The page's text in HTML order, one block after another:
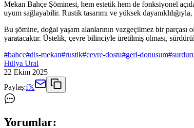
Mekan Bahçe Şöminesi, hem estetik hem de fonksiyonel
uyum sağlayabilir. Rustik tasarımı ve yüksek
Bu şömine, doğal yaşam alanlarının vazgeçilmez bir
yaratacaktır. Üstelik, çevre bilinciyle üretilmiş olması,
#bahce#dis-mekan#rustik#cevre-dostu#geri-donusum#
Hülya Ural
22 Ekim 2025
Paylaş:f𝕏
Yorumlar: